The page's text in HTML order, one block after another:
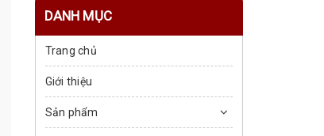
DANH MỤC
Trang chủ
Giới thiệu
Sản phẩm